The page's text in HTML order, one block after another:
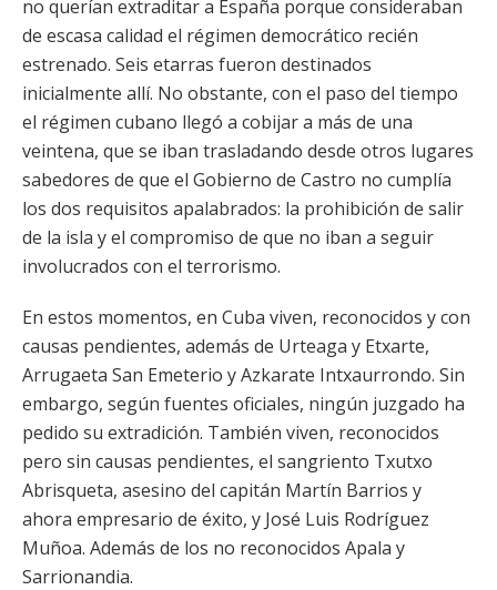
no querían extraditar a España porque consideraban
de escasa calidad el régimen democrático recién
estrenado. Seis etarras fueron destinados
inicialmente allí. No obstante, con el paso del tiempo
el régimen cubano llegó a cobijar a más de una
veintena, que se iban trasladando desde otros lugares
sabedores de que el Gobierno de Castro no cumplía
los dos requisitos apalabrados: la prohibición de salir
de la isla y el compromiso de que no iban a seguir
involucrados con el terrorismo.
En estos momentos, en Cuba viven, reconocidos y con
causas pendientes, además de Urteaga y Etxarte,
Arrugaeta San Emeterio y Azkarate Intxaurrondo. Sin
embargo, según fuentes oficiales, ningún juzgado ha
pedido su extradición. También viven, reconocidos
pero sin causas pendientes, el sangriento Txutxo
Abrisqueta, asesino del capitán Martín Barrios y
ahora empresario de éxito, y José Luis Rodríguez
Muñoa. Además de los no reconocidos Apala y
Sarrionandia.